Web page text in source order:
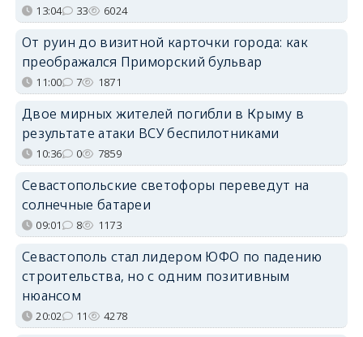
13:04 33 6024
От руин до визитной карточки города: как
преображался Приморский бульвар
11:00 7 1871
Двое мирных жителей погибли в Крыму в
результате атаки ВСУ беспилотниками
10:36 0 7859
Севастопольские светофоры переведут на
солнечные батареи
09:01 8 1173
Севастополь стал лидером ЮФО по падению
строительства, но с одним позитивным
нюансом
20:02 11 4278